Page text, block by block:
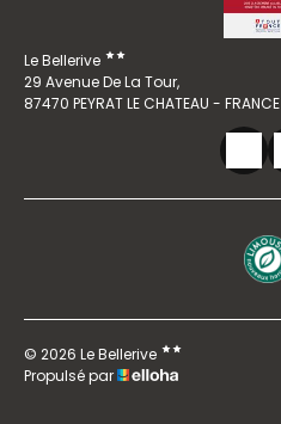
Le Bellerive
29 Avenue De La Tour,
87470 PEYRAT LE CHATEAU - FRANCE
© 2026 Le Bellerive
Propulsé par